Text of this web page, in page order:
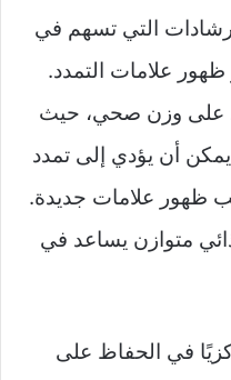
التي تسهم في
علامات التمدد.
على وزن صحي، حيث
أن يؤدي إلى تمدد
ظهور علامات جديدة.
متوازن يساعد في
في الحفاظ على